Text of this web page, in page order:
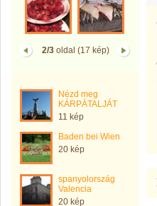
2/3oldal (17 kép)
Nézd meg
KÁRPÁTALJÁT
11 kép
Baden bei Wien
20 kép
spanyolország
Valencia
20 kép